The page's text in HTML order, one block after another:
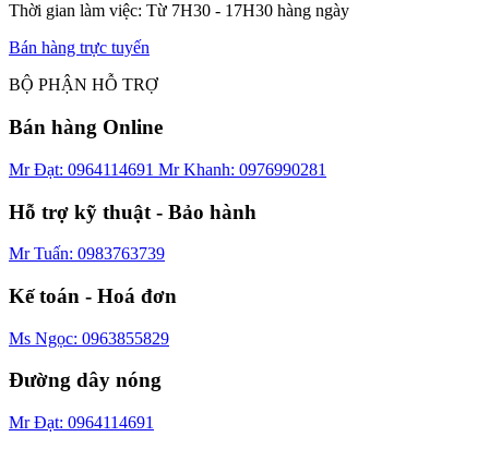
Thời gian làm việc: Từ 7H30 - 17H30 hàng ngày
Bán hàng trực tuyến
BỘ PHẬN HỖ TRỢ
Bán hàng Online
Mr Đạt: 0964114691 Mr Khanh: 0976990281
Hỗ trợ kỹ thuật - Bảo hành
Mr Tuấn: 0983763739
Kế toán - Hoá đơn
Ms Ngọc: 0963855829
Đường dây nóng
Mr Đạt: 0964114691